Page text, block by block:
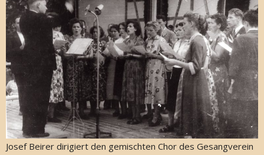
Josef Beirer dirigiert den gemischten Chor des Gesangverein